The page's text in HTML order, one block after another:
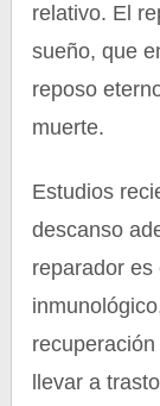
relativo. El
sueño, que
reposo
muerte.
Estudios
descanso
reparador
llevar a